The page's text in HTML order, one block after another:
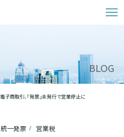
BLOG
電子商取引、「発票」未発行で営業停止に
統一発票 営業税